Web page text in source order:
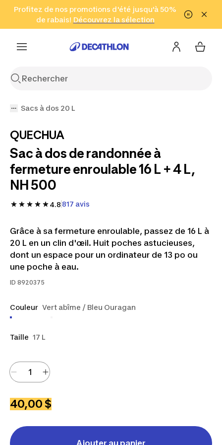
Aller à la recherche Aller au contenu Aller au pied de
Profitez de nos promotions d'été jusqu'à 50%
de rabais! Découvrez la sélection
Cliquez ici
en seulement 2 h!
(Zones sélectionnées)
Sacs à dos 20 L
QUECHUA
Sac à dos de randonnée à
fermeture enroulable 16 L + 4 L,
NH 500
4.8 817 avis
Grâce à sa fermeture enroulable, passez de 16 L à
20 L en un clin d'œil. Huit poches astucieuses,
dont un espace pour un ordinateur de 13 po ou
une poche à eau.
ID 8920375
Couleur Vert abîme / Bleu Ouragan
Taille 17 L
40,00 $
Ajouter au panier